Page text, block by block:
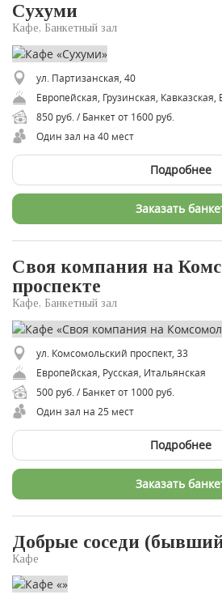
Сухуми
Кафе, Банкетный зал
ул. Партизанская, 40
Европейская, Грузинская, Кавказская,
850 руб. / Банкет от 1600 руб.
Один зал на 40 мест
Подробнее
Заказать
Своя компания на
проспекте
Кафе, Банкетный зал
ул. Комсомольский проспект, 33
Европейская, Русская, Итальянская
500 руб. / Банкет от 1000 руб.
Один зал на 25 мест
Подробнее
Заказать
Добрые соседи
Кафе